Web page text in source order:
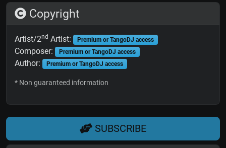
Copyright
Artist/2nd Artist: Premium or TangoDJ access
Composer: Premium or TangoDJ access
Author: Premium or TangoDJ access
* Non guaranteed information
SUBSCRIBE